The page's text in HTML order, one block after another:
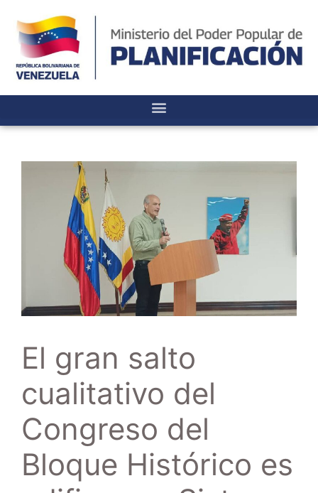
El gran salto
cualitativo del
Congreso del
Bloque Histórico es